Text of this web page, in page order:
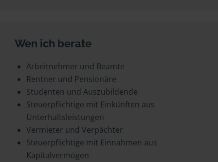
Wen ich berate
Arbeitnehmer und Beamte
Rentner und Pensionäre
Studenten und Auszubildende
Steuerpflichtige mit Einkünften aus
Unterhaltsleistungen
Vermieter und Verpächter
Steuerpflichtige mit Einnahmen aus
Kapitalvermögen